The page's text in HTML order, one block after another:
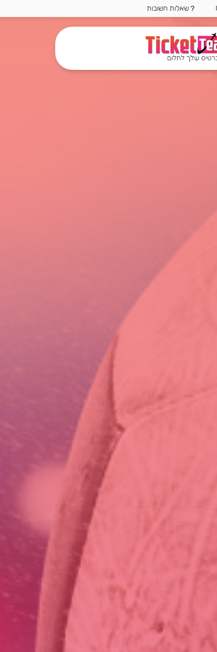
שאלות חשובות